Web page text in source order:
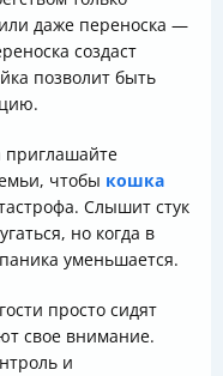
или даже переноска —
создаст
позволит быть
приглашайте
чтобы кошка
Слышит стук
но когда в
уменьшается.
просто сидят
свое внимание.
и